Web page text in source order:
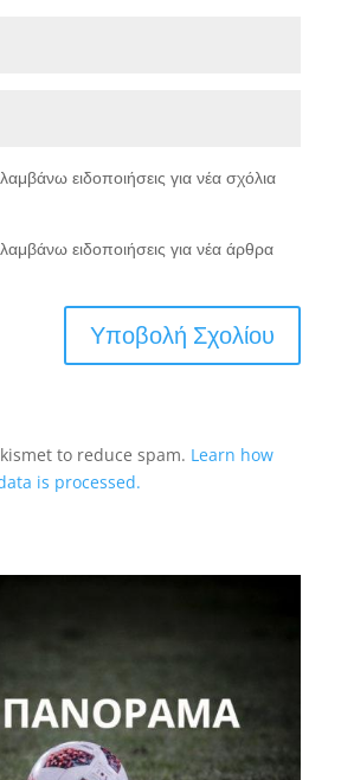
ειδοποιήσεις για νέα σχόλια
ειδοποιήσεις για νέα άρθρα
to reduce spam. Learn how
is processed.